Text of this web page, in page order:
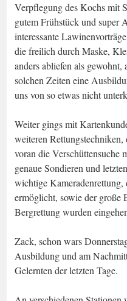
Verpflegung des Kochs mit
gutem Frühstück und super
interessante
die freilich durch Maske,
anders abliefen als
solchen Zeiten eine
uns von so etwas nicht
Weiter gings mit
weiteren
voran die Verschüttensuche
genaue Sondieren und
wichtige
ermöglicht, sowie der große
Bergrettung wurden
Zack, schon wars
Ausbildung und am
Gelernten der letzten Tage.